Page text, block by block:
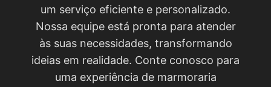
um serviço eficiente e personalizado.
Nossa equipe está pronta para atender
às suas necessidades, transformando
ideias em realidade. Conte conosco para
uma experiência de marmoraria